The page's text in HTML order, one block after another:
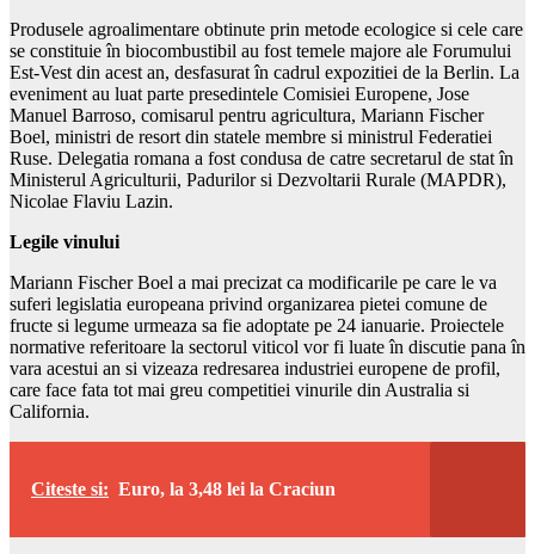
Produsele agroalimentare obtinute prin metode ecologice si cele care
se constituie în biocombustibil au fost temele majore ale Forumului
Est-Vest din acest an, desfasurat în cadrul expozitiei de la Berlin. La
eveniment au luat parte presedintele Comisiei Europene, Jose
Manuel Barroso, comisarul pentru agricultura, Mariann Fischer
Boel, ministri de resort din statele membre si ministrul Federatiei
Ruse. Delegatia romana a fost condusa de catre secretarul de stat în
Ministerul Agriculturii, Padurilor si Dezvoltarii Rurale (MAPDR),
Nicolae Flaviu Lazin.
Legile vinului
Mariann Fischer Boel a mai precizat ca modificarile pe care le va
suferi legislatia europeana privind organizarea pietei comune de
fructe si legume urmeaza sa fie adoptate pe 24 ianuarie. Proiectele
normative referitoare la sectorul viticol vor fi luate în discutie pana în
vara acestui an si vizeaza redresarea industriei europene de profil,
care face fata tot mai greu competitiei vinurile din Australia si
California.
Citeste si: Euro, la 3,48 lei la Craciun